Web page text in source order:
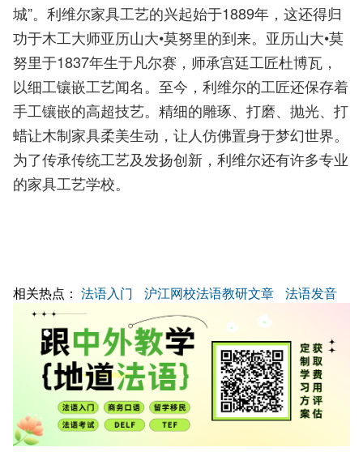
城”。利维尔家具工艺的兴起始于1889年，这还得归
功于木工大师亚历山大•莫努里的到来。亚历山大•莫
努里于1837年生于凡尔赛，师承宫廷工匠杜博瓦，
以细工镶嵌工艺闻名。至今，利维尔的工匠还保存着
手工镶嵌的高超技艺。精细的雕琢、打磨、抛光、打
蜡让木制家具柔美生动，让人仿佛置身于梦幻世界。
为了传承传统工艺及发扬创新，利维尔还有许多专业
的家具工艺学校。
相关热点： 法语入门 沪江网校法语教研文章 法语发音